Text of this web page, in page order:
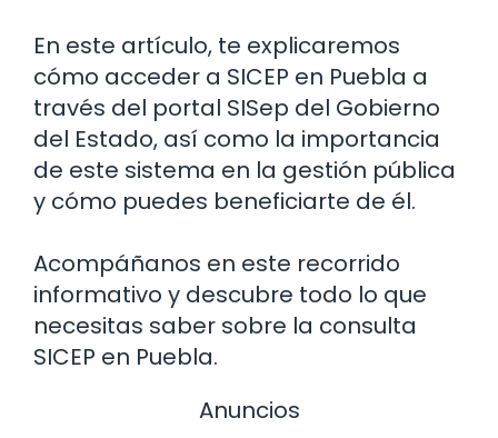
En este artículo, te explicaremos
cómo acceder a SICEP en Puebla a
través del portal SISep del Gobierno
del Estado, así como la importancia
de este sistema en la gestión pública
y cómo puedes beneficiarte de él.
Acompáñanos en este recorrido
informativo y descubre todo lo que
necesitas saber sobre la consulta
SICEP en Puebla.
Anuncios